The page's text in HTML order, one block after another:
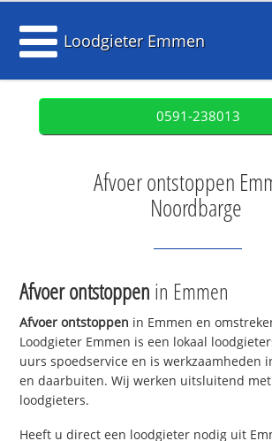
Loodgieter Emmen
0591-238013
Afvoer ontstoppen
Noordbarge
Afvoer ontstoppen in Emmen
Afvoer ontstoppen in Emmen en
Loodgieter Emmen is een lokaal
uurs spoedservice en is werkzaamheden
en daarbuiten. Wij werken uitsluitend
loodgieters.
Heeft u direct een loodgieter nodig uit